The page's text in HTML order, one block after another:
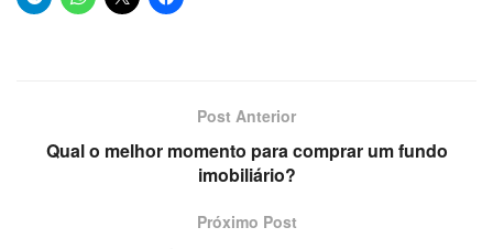
Post Anterior
Qual o melhor momento para comprar um fundo
imobiliário?
Próximo Post